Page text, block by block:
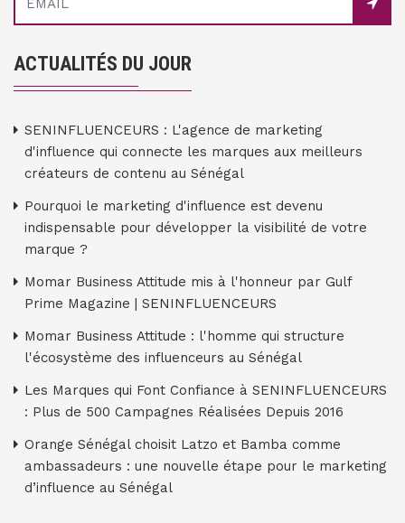
ACTUALITÉS DU JOUR
SENINFLUENCEURS : L'agence de marketing
d'influence qui connecte les marques aux meilleurs
créateurs de contenu au Sénégal
Pourquoi le marketing d'influence est devenu
indispensable pour développer la visibilité de votre
marque ?
Momar Business Attitude mis à l'honneur par Gulf
Prime Magazine | SENINFLUENCEURS
Momar Business Attitude : l'homme qui structure
l'écosystème des influenceurs au Sénégal
Les Marques qui Font Confiance à SENINFLUENCEURS
: Plus de 500 Campagnes Réalisées Depuis 2016
Orange Sénégal choisit Latzo et Bamba comme
ambassadeurs : une nouvelle étape pour le marketing
d’influence au Sénégal